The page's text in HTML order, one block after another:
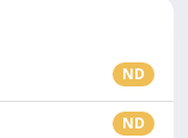
ND
ND